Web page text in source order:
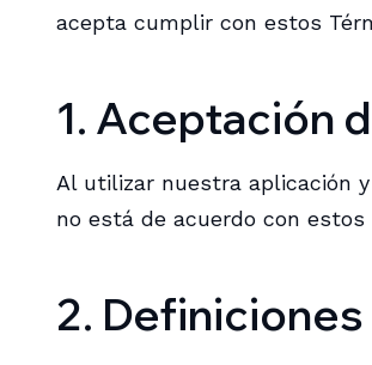
acepta cumplir con estos
1. Aceptación
Al utilizar nuestra aplicación
no está de acuerdo con
2. Definiciones